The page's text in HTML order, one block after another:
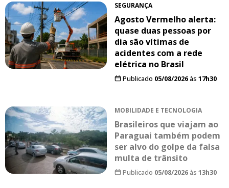
SEGURANÇA
Agosto Vermelho alerta:
quase duas pessoas por
dia são vítimas de
acidentes com a rede
elétrica no Brasil
Publicado 05/08/2026às 17h30
MOBILIDADE E TECNOLOGIA
Brasileiros que viajam ao
Paraguai também podem
ser alvo do golpe da falsa
multa de trânsito
Publicado 05/08/2026às 13h30